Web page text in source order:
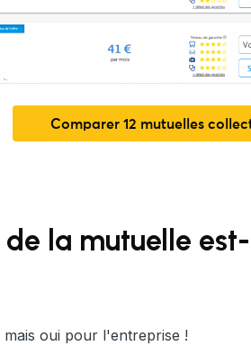
Comparer 12 mutuelles
la mutuelle
oui pour l'entreprise !